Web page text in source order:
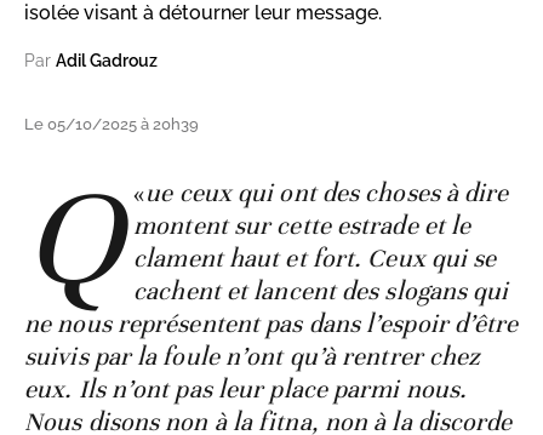
isolée visant à détourner leur message.
Par Adil Gadrouz
Le 05/10/2025 à 20h39
«
Q
ue ceux qui ont des choses à dire
montent sur cette estrade et le
clament haut et fort. Ceux qui se
cachent et lancent des slogans qui
ne nous représentent pas dans l’espoir d’être
suivis par la foule n’ont qu’à rentrer chez
eux. Ils n’ont pas leur place parmi nous.
Nous disons non à la fitna, non à la discorde